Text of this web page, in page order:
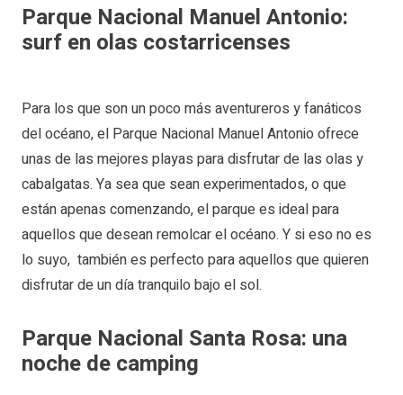
Parque Nacional Manuel Antonio:
surf en olas costarricenses
Para los que son un poco más aventureros y fanáticos
del océano, el Parque Nacional Manuel Antonio ofrece
unas de las mejores playas para disfrutar de las olas y
cabalgatas. Ya sea que sean experimentados, o que
están apenas comenzando, el parque es ideal para
aquellos que desean remolcar el océano. Y si eso no es
lo suyo, también es perfecto para aquellos que quieren
disfrutar de un día tranquilo bajo el sol.
Parque Nacional Santa Rosa: una
noche de camping